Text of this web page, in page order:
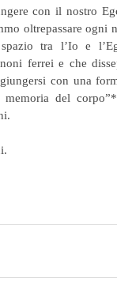
con il nostro
oltrepassare ogni
tra l’Io e
ferrei e che
con una
memoria del